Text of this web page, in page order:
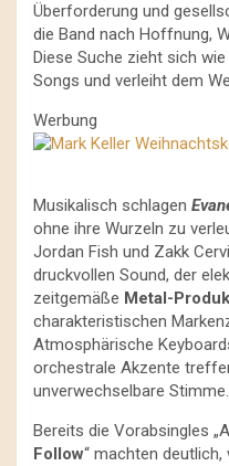
Überforderung und
die Band nach Hoffnung,
Diese Suche zieht sich
Songs und verleiht dem
Werbung
Musikalisch schlagen
ohne ihre Wurzeln zu
Jordan Fish und Zakk
druckvollen Sound, der
zeitgemäße Metal-
charakteristischen
Atmosphärische
orchestrale Akzente
unverwechselbare Stimme.
Bereits die Vorabsingles
Follow“ machten deutlich,